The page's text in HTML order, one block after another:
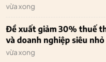
vừa xong
Đề xuất giảm 30% thuế
và doanh nghiệp siêu
vừa xong